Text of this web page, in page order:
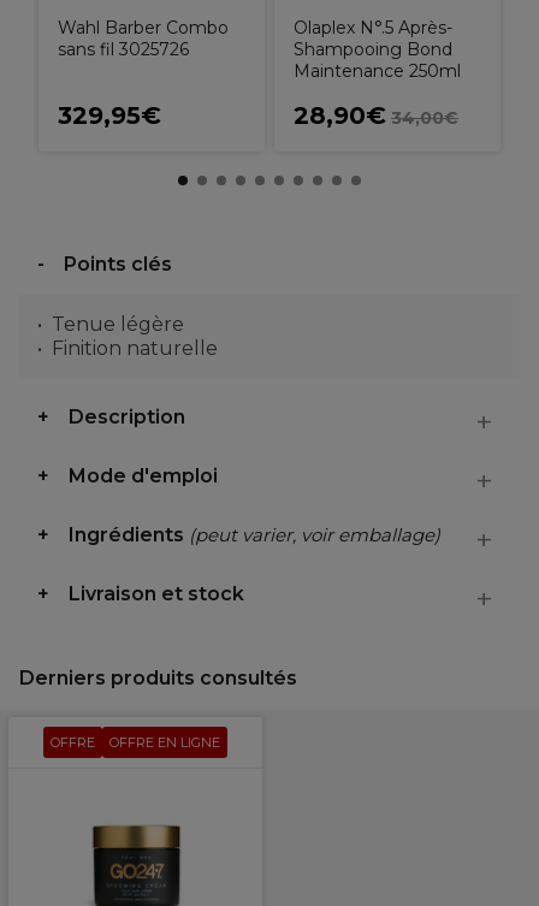
Wahl Barber Combo
sans fil 3025726
329,95€
Olaplex N°.5 Après-
Shampooing Bond
Maintenance 250ml
28,90€ 34,00€
Points clés
Tenue légère
Finition naturelle
Description
Mode d'emploi
Ingrédients (peut varier, voir emballage)
Livraison et stock
Derniers produits consultés
OFFRE OFFRE EN LIGNE